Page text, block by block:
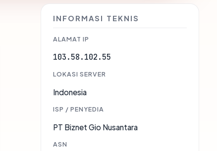
INFORMASI TEKNIS
ALAMAT IP
103.58.102.55
LOKASI SERVER
Indonesia
ISP / PENYEDIA
PT Biznet Gio Nusantara
ASN